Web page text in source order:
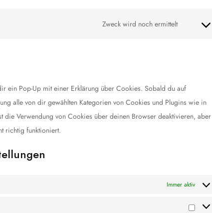
Zweck wird noch ermittelt
ein Pop-Up mit einer Erklärung über Cookies. Sobald du auf
alle von dir gewählten Kategorien von Cookies und Plugins wie in
die Verwendung von Cookies über deinen Browser deaktivieren, aber
richtig funktioniert.
Immer aktiv